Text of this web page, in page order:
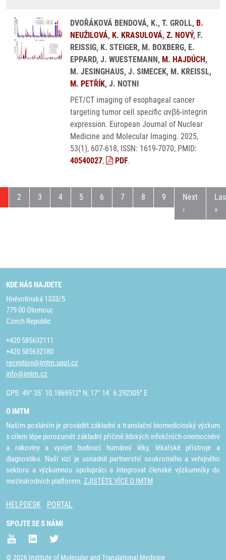
DVOŘÁKOVÁ BENDOVÁ, K., T. GROLL, B.
NEUŽILOVÁ, K. KRASULOVÁ, Z. NOVÝ, F.
REISSIG, K. STEIGER, M. BOXBERG, E.
EPPARD, J. WUESTEMANN, M. HAJDÚCH,
M. JESINGHAUS, J. SIMECEK, M. KREISSL,
M. PETŘÍK, J. NOTNI
PET/CT imaging of esophageal cancer
targeting tumor cell specific αvβ6-integrin
expression. European Journal of Nuclear
Medicine and Molecular Imaging. 2025,
53(1), 607-618, ISSN: 1619-7070, PMID:
40540027, PDF.
stránka
Stránka
2 Stránka
3 Stránka
4 Stránka
5 Stránka
6 Stránka
7 Stránka
8 Stránka
9 Následující
Next
›
»
KDE NÁS NAJDETE
Hněvotínská 1333/5
779 00 Olomouc
Czech Republic
+420 585632111
+420 585632180
reception@imtm.upol.cz
info@imtm.cz
GPS: 49° 35´ 10.1869512" N, 17° 14´ 6.292305" E
O IMTM
Naším posláním je provádět základní a translační biomedicínský výzkum
s cílem lépe porozumět základní příčině lidských infekčních onemocnění
a rakoviny a vyvíjet budoucí humánní léky, lékařské přístroje a
diagnostiku. Naší vizí je usnadnit partnerství soukromého a veřejného
sektoru a výzkumnou spolupráci a integrovat členské výzkumníky do
mezinárodních platforem. ZJISTĚTE VÍCE O IMTM
HELPDESK PORTAL
SPOJTE SE S NÁMI
© 2026 Institute of Molecular and Translational Medicine